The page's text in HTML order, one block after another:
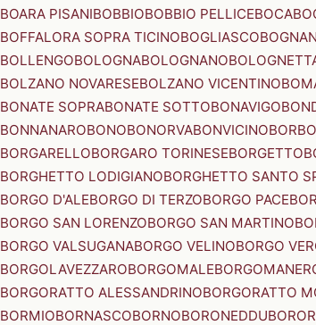
BOARA PISANIBOBBIOBOBBIO PELLICEBOCA
BOFFALORA SOPRA TICINOBOGLIASCO
BOLLENGOBOLOGNABOLOGNANO
BOLZANO NOVARESEBOLZANO VICENTINO
BONATE SOPRABONATE SOTTOBONAVIGO
BONNANAROBONOBONORVABONVICINO
BORGARELLOBORGARO TORINESEBORGETTO
BORGHETTO LODIGIANOBORGHETTO SANTO
BORGO D'ALEBORGO DI TERZOBORGO PACE
BORGO SAN LORENZOBORGO SAN MARTINO
BORGO VALSUGANABORGO VELINOBORGO
BORGOLAVEZZAROBORGOMALE
BORGORATTO ALESSANDRINOBORGORATTO
BORMIOBORNASCOBORNOBORONEDDU